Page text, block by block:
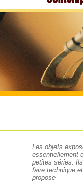
Les objets
essentiellement
petites séries.
faire technique
propose